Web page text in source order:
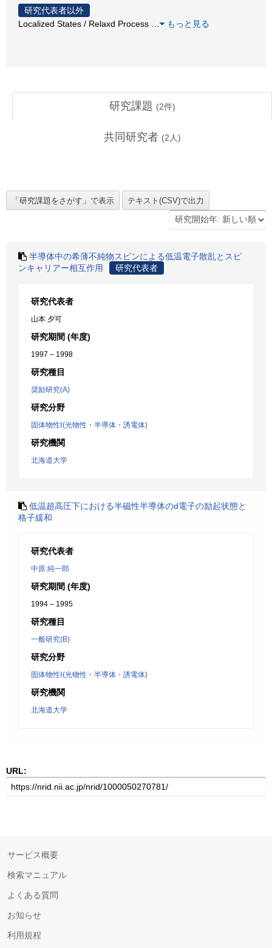
研究代表者以外
Localized States / Relaxd Process
もっと見る
研究課題 (2件)
共同研究者 (2 人)
半導体中の希薄不純物スピンによる低温電子散乱とスピ
ンキャリアー相互作用
研究代表者
研究代表者
山本 夕可
研究期間 (年度)
1997 – 1998
研究種目
奨励研究(A)
研究分野
固体物性Ⅰ(光物性・半導体・誘電体)
研究機関
北海道大学
低温超高圧下における半磁性半導体のd電子の励起状態と
格子緩和
研究代表者
中原 純一郎
研究期間 (年度)
1994 – 1995
研究種目
一般研究(B)
研究分野
固体物性Ⅰ(光物性・半導体・誘電体)
研究機関
北海道大学
URL:
サービス概要
検索マニュアル
よくある質問
お知らせ
利用規程